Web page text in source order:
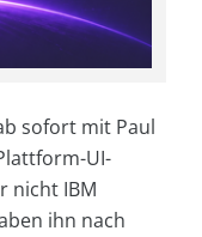
sofort mit Paul
UI-
nicht IBM
ihn nach